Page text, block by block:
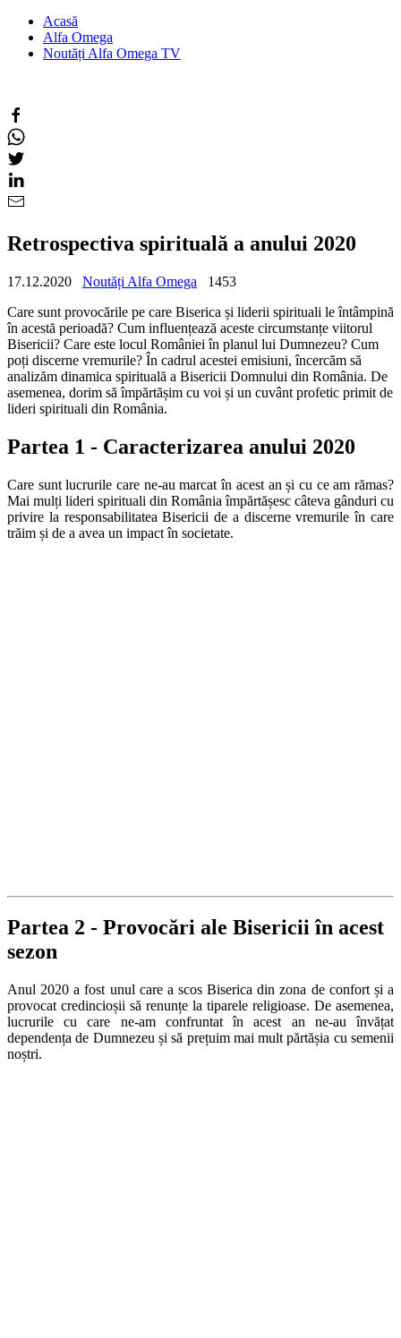
Acasă
Alfa Omega
Noutăți Alfa Omega TV
Retrospectiva spirituală a anului 2020
17.12.2020 Noutăți Alfa Omega
1453
Care sunt provocările pe care Biserica și liderii spirituali le întâmpină
în acestă perioadă? Cum influențează aceste circumstanțe viitorul
Bisericii? Care este locul României în planul lui Dumnezeu? Cum
poți discerne vremurile? În cadrul acestei emisiuni, încercăm să
analizăm dinamica spirituală a Bisericii Domnului din România. De
asemenea, dorim să împărtășim cu voi și un cuvânt profetic primit de
lideri spirituali din România.
Partea 1 - Caracterizarea anului 2020
Care sunt lucrurile care ne-au marcat în acest an și cu ce am rămas?
Mai mulți lideri spirituali din România împărtășesc câteva gânduri cu
privire la responsabilitatea Bisericii de a discerne vremurile în care
trăim și de a avea un impact în societate.
Partea 2 - Provocări ale Bisericii în acest
sezon
Anul 2020 a fost unul care a scos Biserica din zona de confort și a
provocat credincioșii să renunțe la tiparele religioase. De asemenea,
lucrurile cu care ne-am confruntat în acest an ne-au învățat
dependența de Dumnezeu și să prețuim mai mult părtășia cu semenii
noștri.